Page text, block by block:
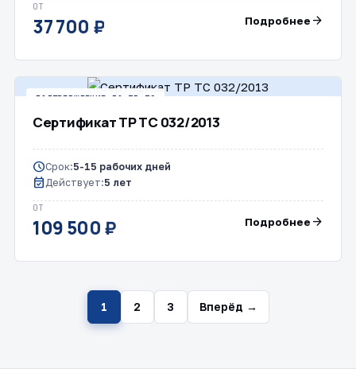
ОТ
37 700 ₽ Подробнее arrow_forward
ПОДТВЕРЖДЕНИЕ ПО ТР ТС
Сертификат ТР ТС 032/2013
scheduleСрок:5-15 рабочих дней
event_availableДействует:5 лет
ОТ
109 500 ₽ Подробнее arrow_forward
1 2 3 Вперёд →